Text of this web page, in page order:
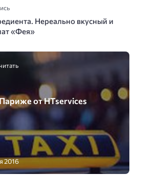
Нереально вкусный и
«Фея»
от HTservices
2016